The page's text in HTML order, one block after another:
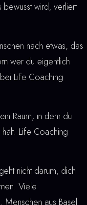
bewusst wird, verliert
nach etwas, das
wer du eigentlich
Life Coaching
Raum, in dem du
Life Coaching
nicht darum, dich
Viele
aus Basel